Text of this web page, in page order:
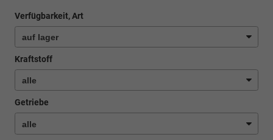
Verfügbarkeit, Art
Kraftstoff
Getriebe